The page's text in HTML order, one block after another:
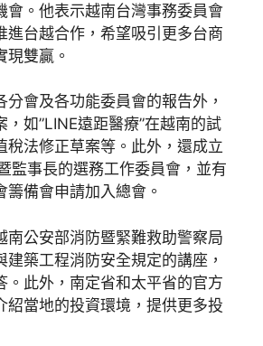
會。他表示越南台灣事務委員會
進台越合作，希望吸引更多台商
現雙贏。
分會及各功能委員會的報告外，
如”LINE遠距醫療”在越南的試
稅法修正草案等。此外，還成立
監事長的選務工作委員會，並有
籌備會申請加入總會。
南公安部消防暨緊難救助警察局
建築工程消防安全規定的講座，
。此外，南定省和太平省的官方
紹當地的投資環境，提供更多投